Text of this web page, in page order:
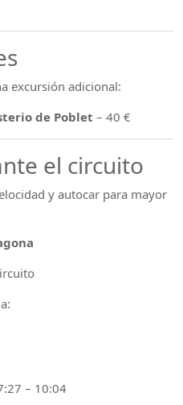
excursión adicional:
de Poblet – 40 €
el circuito
y autocar para mayor
– 10:04